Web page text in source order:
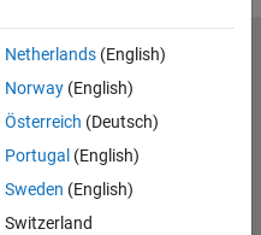
Netherlands(English)
Norway(English)
Österreich (Deutsch)
Portugal (English)
Sweden (English)
Switzerland
Datenschutz-Richtlinien
von Anwendungen
Website auswählen
Deutschland